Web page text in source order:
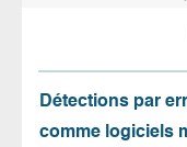
Détections par
comme logiciels